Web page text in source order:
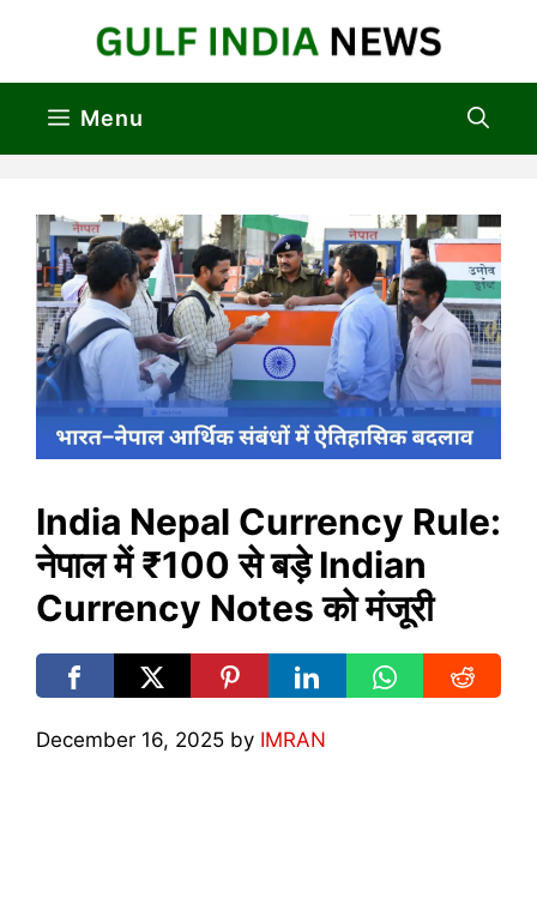
Menu
India Nepal Currency Rule:
नेपाल में ₹100 से बड़े Indian
Currency Notes को मंजूरी
December 16, 2025 by IMRAN